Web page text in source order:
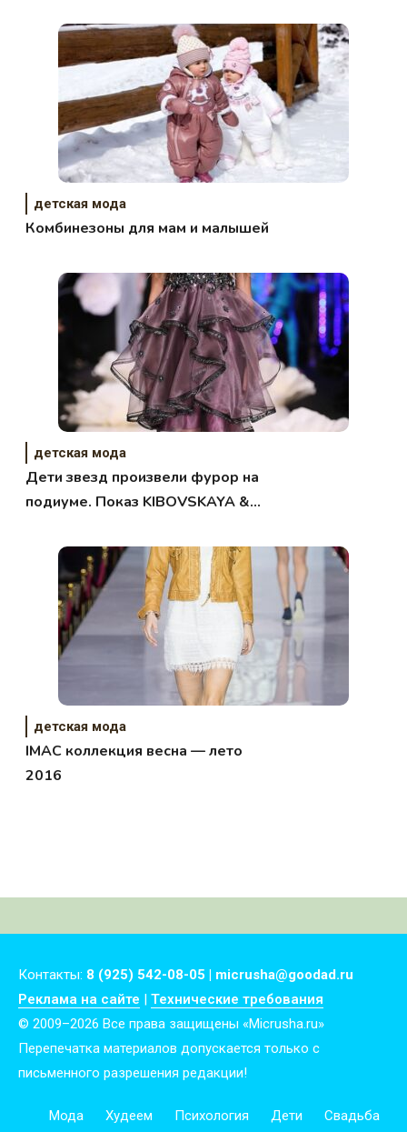
детская мода
Комбинезоны для мам и малышей
детская мода
Дети звезд произвели фурор на
подиуме. Показ KIBOVSKAYA &
детская мода
IMAC коллекция весна — лето
2016
Контакты: 8 (925) 542-08-05 | micrusha@goodad.ru
Реклама на сайте | Технические требования
© 2009–2026 Все права защищены «Micrusha.ru»
Перепечатка материалов допускается только с
письменного разрешения редакции!
Мода Худеем Психология Дети Свадьба